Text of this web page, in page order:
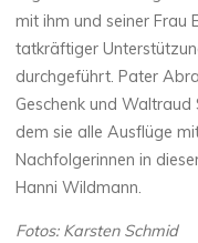
mit ihm und seiner Frau
tatkräftiger
durchgeführt. Pater
Geschenk und Waltraud
dem sie alle Ausflüge
Nachfolgerinnen in
Hanni Wildmann.
Fotos: Karsten Schmid